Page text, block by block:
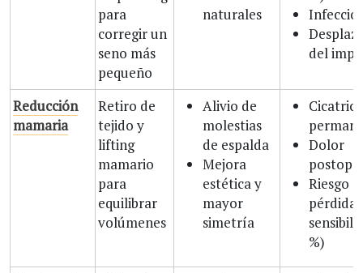
para
corregir un
seno más
pequeño
naturales
del
Reducción
mamaria
Retiro de
tejido y
lifting
mamario
para
equilibrar
volúmenes
Alivio de
molestias
de espalda
Mejora
estética y
mayor
simetría
Dolor
Riesgo
pérdida
%)